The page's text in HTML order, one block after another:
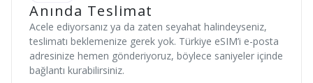
Anında Teslimat
Acele ediyorsanız ya da zaten seyahat halindeyseniz,
teslimatı beklemenize gerek yok. Türkiye eSIM’i e-posta
adresinize hemen gönderiyoruz, böylece saniyeler içinde
bağlantı kurabilirsiniz.